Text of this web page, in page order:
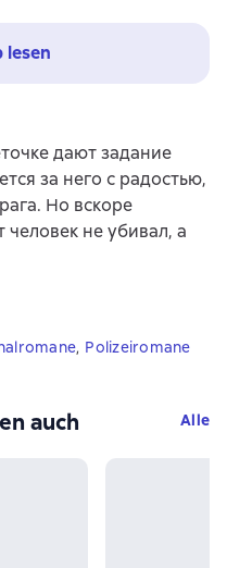
lesen
дают задание
за него с радостью,
Но вскоре
человек не убивал, а
, Polizeiromane
auch Alle